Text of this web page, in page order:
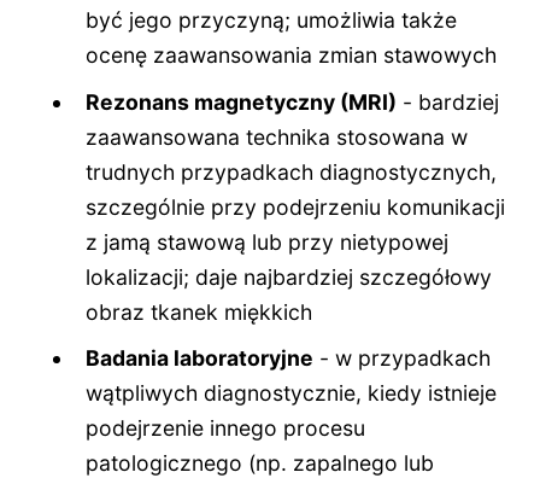
być jego przyczyną; umożliwia także
ocenę zaawansowania zmian stawowych
Rezonans magnetyczny (MRI) - bardziej
zaawansowana technika stosowana w
trudnych przypadkach diagnostycznych,
szczególnie przy podejrzeniu komunikacji
z jamą stawową lub przy nietypowej
lokalizacji; daje najbardziej szczegółowy
obraz tkanek miękkich
Badania laboratoryjne - w przypadkach
wątpliwych diagnostycznie, kiedy istnieje
podejrzenie innego procesu
patologicznego (np. zapalnego lub